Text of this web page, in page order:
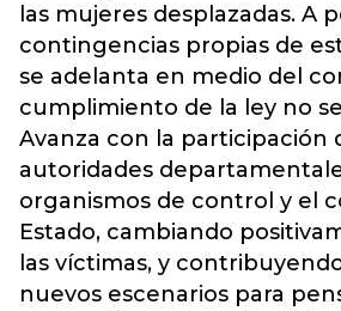
las mujeres desplazadas. A
contingencias propias de
se adelanta en medio del
cumplimiento de la ley no
Avanza con la participación
autoridades
organismos de control y el
Estado, cambiando
las víctimas, y
nuevos escenarios para